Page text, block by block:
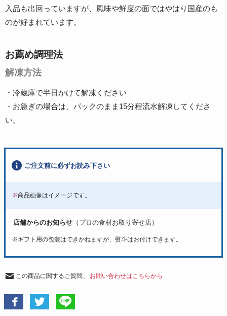
入品も出回っていますが、風味や鮮度の面ではやはり国産のも
のが好まれています。
お薦め調理法
解凍方法
・冷蔵庫で半日かけて解凍ください
・お急ぎの場合は、パックのまま15分程流水解凍してくださ
い。
ご注文前に必ずお読み下さい
※商品画像はイメージです。
店舗からのお知らせ （プロの食材お取り寄せ店）
※ギフト用の包装はできかねますが、熨斗はお付けできます。
この商品に関するご質問、 お問い合わせはこちらから